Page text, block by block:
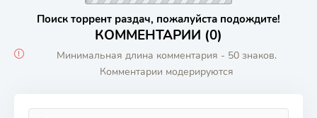
Поиск торрент раздач, пожалуйста подождите!
КОММЕНТАРИИ (0)
Минимальная длина комментария - 50 знаков.
Комментарии модерируются